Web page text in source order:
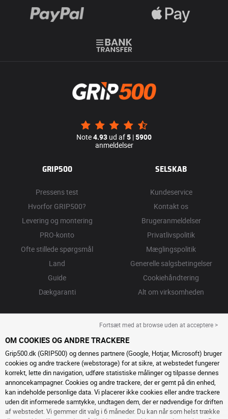
Note4.93 ud af5 |5900
anmeldelser
GRIP500
Pressens test
Hvorfor GRIP500?
Levering og montering
PRO-konto
Ofte stillede spørgsmål
Land
Guide
Dækgaranti
SELSKAB
Kundeservice
Kontakt os
Brugeranmeldelser
Privatlivspolitik
Mæglingspolitik
Generelle salgsbetingelser
Cookiehåndtering
Alt om virksomheden
Fortsæt med at browse uden at acceptere >
OM COOKIES OG ANDRE TRACKERE
Grip500.dk (GRIP500) og dennes partnere (Google, Hotjar, Microsoft) bruger
cookies og andre trackere (webstorage) for at sikre, at webstedet fungerer
korrekt, lette din navigation, udføre statistiske målinger og tilpasse dennes
annoncekampagner. Cookies og andre trackere, der er gemt på din enhed,
kan indeholde personlige data. Vi placerer ikke cookies eller andre trackere
uden dit informerede samtykke, undtagen dem, der er nødvendige for driften
af ​​webstedet. Vi gemmer dit valg i 6 måneder. Du kan når som helst trække